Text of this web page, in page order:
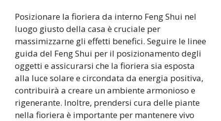
Posizionare la fioriera da interno Feng Shui nel
luogo giusto della casa è cruciale per
massimizzarne gli effetti benefici. Seguire le linee
guida del Feng Shui per il posizionamento degli
oggetti e assicurarsi che la fioriera sia esposta
alla luce solare e circondata da energia positiva,
contribuirà a creare un ambiente armonioso e
rigenerante. Inoltre, prendersi cura delle piante
nella fioriera è importante per mantenere vivo